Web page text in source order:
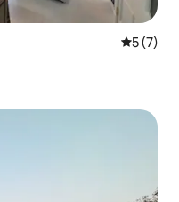
5 (7)